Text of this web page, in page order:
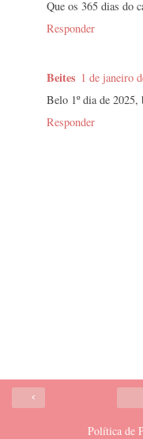
Que os 365 dias do
Responder
Beites 1 de janeiro
Belo 1º dia de 2025,
Responder
‹
Política de